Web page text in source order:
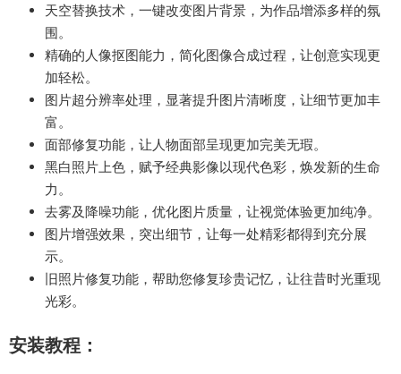
天空替换技术，一键改变图片背景，为作品增添多样的氛
围。
精确的人像抠图能力，简化图像合成过程，让创意实现更
加轻松。
图片超分辨率处理，显著提升图片清晰度，让细节更加丰
富。
面部修复功能，让人物面部呈现更加完美无瑕。
黑白照片上色，赋予经典影像以现代色彩，焕发新的生命
力。
去雾及降噪功能，优化图片质量，让视觉体验更加纯净。
图片增强效果，突出细节，让每一处精彩都得到充分展
示。
旧照片修复功能，帮助您修复珍贵记忆，让往昔时光重现
光彩。
安装教程：